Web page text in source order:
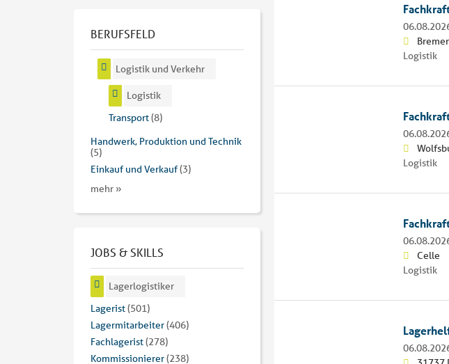
Logistik
Logistik
Celle
Logistik
BERUFSFELD
Logistik und Verkehr
Logistik
Transport(8)
Handwerk, Produktion und Technik
(5)
Einkauf und Verkauf(3)
mehr »
JOBS & SKILLS
Lagerlogistiker
Lagerist(501)
Lagermitarbeiter(406)
Fachlagerist(278)
Kommissionierer(238)